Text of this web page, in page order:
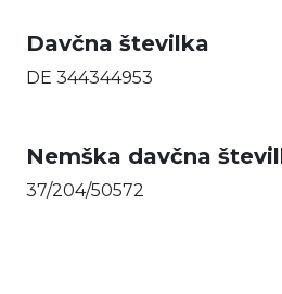
Davčna številka
DE 344344953
Nemška davčna
37/204/50572